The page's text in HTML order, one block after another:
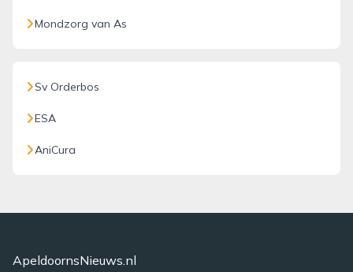
Mondzorg van As
Sv Orderbos
ESA
AniCura
ApeldoornsNieuws.nl